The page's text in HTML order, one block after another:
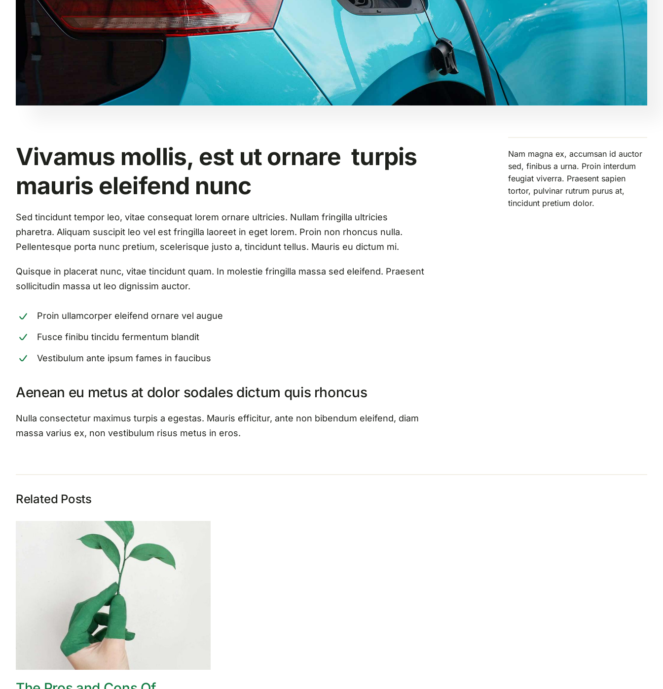
Vivamus mollis, est ut ornare turpis
mauris eleifend nunc
Sed tincidunt tempor leo, vitae consequat lorem ornare ultricies. Nullam fringilla ultricies
pharetra. Aliquam suscipit leo vel est fringilla laoreet in eget lorem. Proin non rhoncus nulla.
Pellentesque porta nunc pretium, scelerisque justo a, tincidunt tellus. Mauris eu dictum mi.
Quisque in placerat nunc, vitae tincidunt quam. In molestie fringilla massa sed eleifend. Praesent
sollicitudin massa ut leo dignissim auctor.
Proin ullamcorper eleifend ornare vel augue
Fusce finibu tincidu fermentum blandit
Vestibulum ante ipsum fames in faucibus
Aenean eu metus at dolor sodales dictum quis rhoncus
Nulla consectetur maximus turpis a egestas. Mauris efficitur, ante non bibendum eleifend, diam
massa varius ex, non vestibulum risus metus in eros.
Nam magna ex, accumsan id auctor
sed, finibus a urna. Proin interdum
feugiat viverra. Praesent sapien
tortor, pulvinar rutrum purus at,
tincidunt pretium dolor.
Related Posts